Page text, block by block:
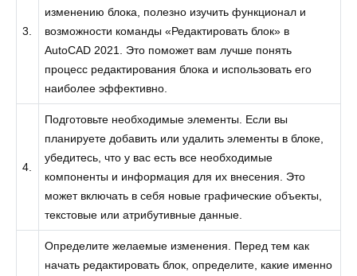
3.
изменению блока, полезно изучить функционал и
возможности команды «Редактировать блок» в
AutoCAD 2021. Это поможет вам лучше понять
процесс редактирования блока и использовать его
наиболее эффективно.
4.
Подготовьте необходимые элементы. Если вы
планируете добавить или удалить элементы в блоке,
убедитесь, что у вас есть все необходимые
компоненты и информация для их внесения. Это
может включать в себя новые графические объекты,
текстовые или атрибутивные данные.
Определите желаемые изменения. Перед тем как
начать редактировать блок, определите, какие именно